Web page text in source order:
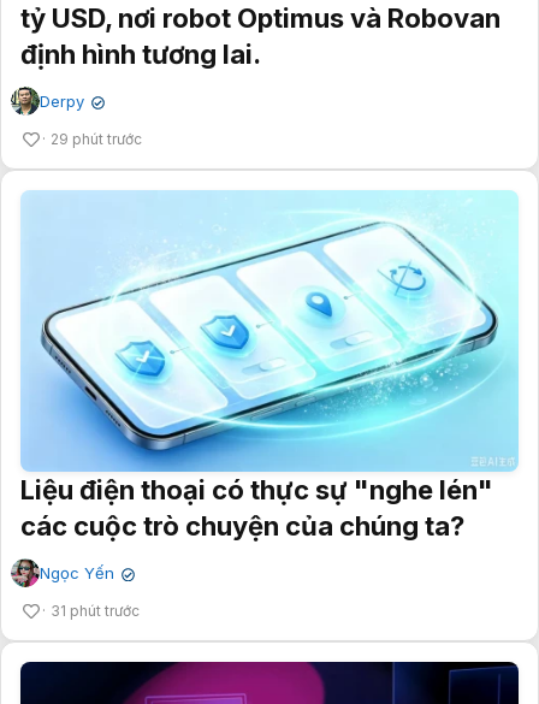
tỷ USD, nơi robot Optimus và Robovan
định hình tương lai.
Derpy ✔
29 phút trước
Liệu điện thoại có thực sự "nghe lén"
các cuộc trò chuyện của chúng ta?
Ngọc Yến ✔
31 phút trước